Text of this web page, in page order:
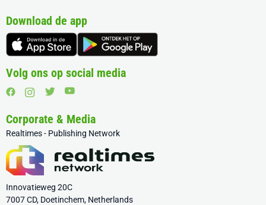
Download de app
Volg ons op social media
Corporate & Media
Realtimes - Publishing Network
Innovatieweg 20C
7007 CD, Doetinchem, Netherlands